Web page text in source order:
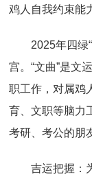
鸡人自我约束能
2025年四绿“
宫。“文曲”是文
职工作，对属鸡
育、文职等脑力
考研、考公的朋
吉运把握：为